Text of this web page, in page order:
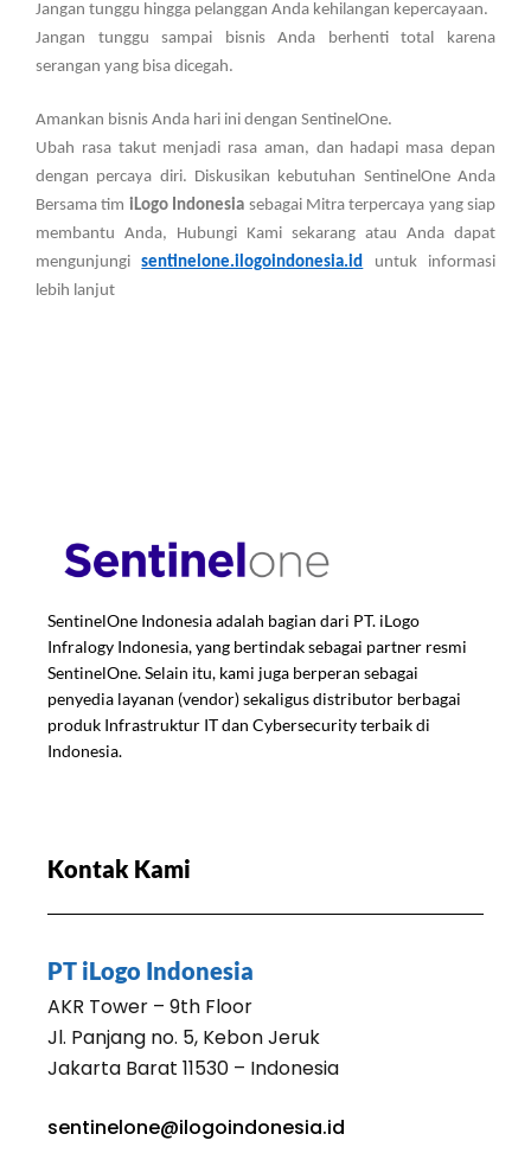
Jangan tunggu hingga pelanggan Anda kehilangan kepercayaan.
Jangan tunggu sampai bisnis Anda berhenti total karena
serangan yang bisa dicegah.
Amankan bisnis Anda hari ini dengan SentinelOne.
Ubah rasa takut menjadi rasa aman, dan hadapi masa depan
dengan percaya diri. Diskusikan kebutuhan SentinelOne Anda
Bersama tim iLogo Indonesia sebagai Mitra terpercaya yang siap
membantu Anda, Hubungi Kami sekarang atau Anda dapat
mengunjungisentinelone.ilogoindonesia.id
untuk informasi
lebih lanjut
SentinelOne Indonesia adalah bagian dari PT. iLogo
Infralogy Indonesia, yang bertindak sebagai partner resmi
SentinelOne. Selain itu, kami juga berperan sebagai
penyedia layanan (vendor) sekaligus distributor berbagai
produk Infrastruktur IT dan Cybersecurity terbaik di
Indonesia.
Kontak Kami
PT iLogo Indonesia
AKR Tower – 9th Floor
Jl. Panjang no. 5, Kebon Jeruk
Jakarta Barat 11530 – Indonesia
sentinelone@ilogoindonesia.id